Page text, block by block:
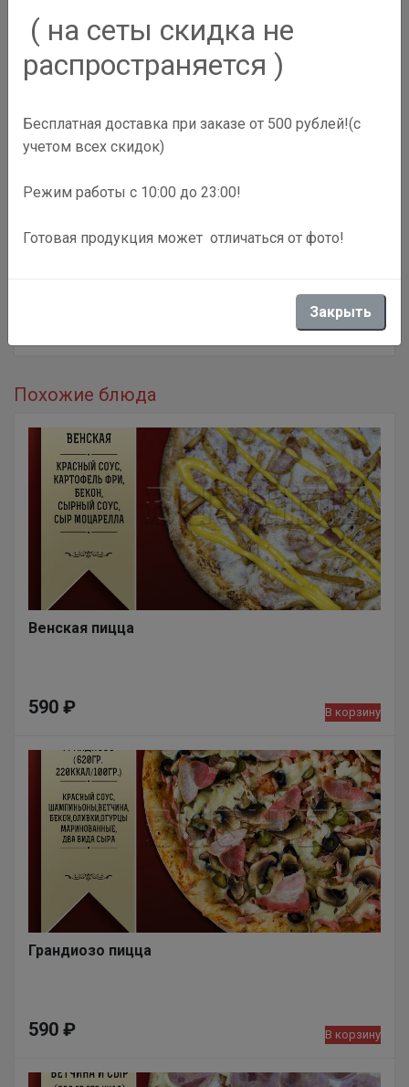
590₽ В корзину
[ 550г. ] [ 190 ккал / 100 гр. ] Красный соус, сыр плавленый,
сыр мраморный, сыр дор-блю, сыр гауда, сыр моцарелла,
Похожие блюда
Венская пицца
590 ₽ В корзину
Грандиозо пицца
590 ₽ В корзину
( на сеты скидка не
распространяется )
Бесплатная доставка при заказе от 500 рублей!(с
учетом всех скидок)
Режим работы с 10:00 до 23:00!
Готовая продукция может отличаться от фото!
Закрыть